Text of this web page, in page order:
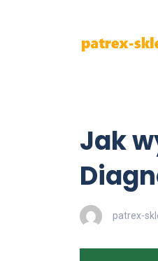
Jak
patrex-